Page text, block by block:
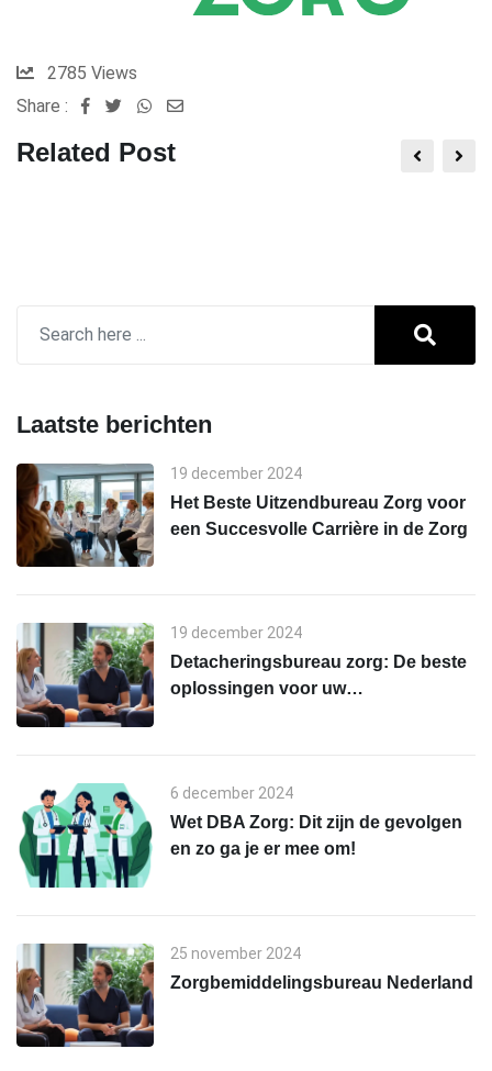
2785 Views
Share :
Whatsapp
Share
Related Post
Laatste berichten
19 december 2024
Het Beste Uitzendbureau Zorg voor
een Succesvolle Carrière in de Zorg
19 december 2024
Detacheringsbureau zorg: De beste
oplossingen voor uw
6 december 2024
Wet DBA Zorg: Dit zijn de gevolgen
en zo ga je er mee om!
25 november 2024
Zorgbemiddelingsbureau Nederland